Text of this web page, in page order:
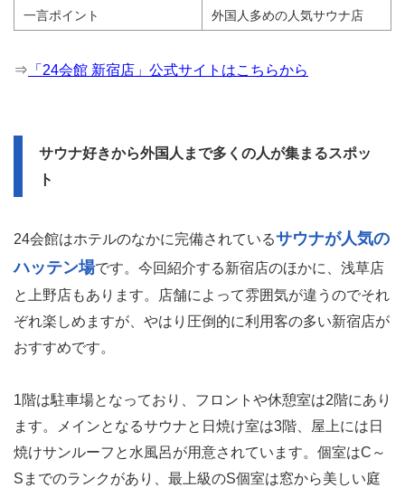
一言ポイント 外国人多めの人気サウナ店
⇒ 「24会館 新宿店」公式サイトはこちらから
サウナ好きから外国人まで多くの人が集まるスポッ
ト
24会館はホテルのなかに完備されているサウナが人気の
ハッテン場です。今回紹介する新宿店のほかに、浅草店
と上野店もあります。店舗によって雰囲気が違うのでそれ
ぞれ楽しめますが、やはり圧倒的に利用客の多い新宿店が
おすすめです。
1階は駐車場となっており、フロントや休憩室は2階にあり
ます。メインとなるサウナと日焼け室は3階、屋上には日
焼けサンルーフと水風呂が用意されています。個室はC～
Sまでのランクがあり、最上級のS個室は窓から美しい庭